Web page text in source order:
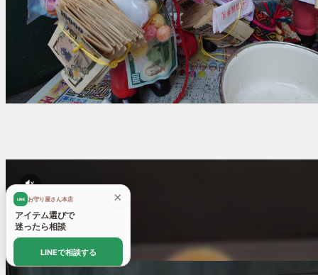
×
LINE お守り屋さん本店
アイテム選びで
迷ったら相談
LINEで相談する